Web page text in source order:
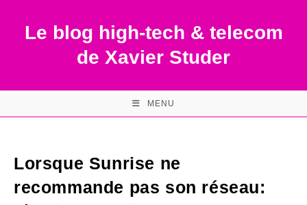
contentLe blog high-tech & telecom
de Xavier Studer
MENU
Lorsque Sunrise ne
recommande pas son réseau: